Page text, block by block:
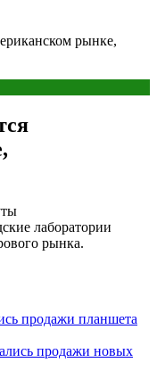
рынке,
лаборатории
рынка.
продажи планшета
продажи новых